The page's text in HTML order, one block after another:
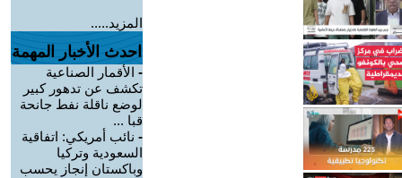
المزيد.....
احدث الأخبار المهمة
- الأقمار الصناعية
تكشف عن تدهور كبير
لوضع ناقلة نفط جانحة
قبا ...
- نائب أمريكي: اتفاقية
السعودية وتركيا
وباكستان إنجاز يحسب